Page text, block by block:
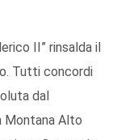
II” rinsalda il
Tutti concordi
dal
Montana Alto